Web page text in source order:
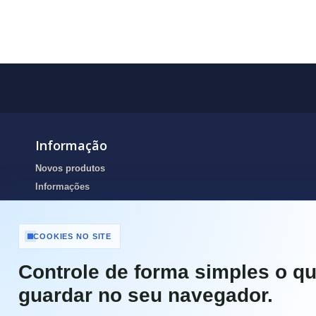
Informação
Novos produtos
Informações
Portes de envio
Resolução de Litígios Online
Termos e condições
Portes de Envio e pagamento
Garantias
COOKIES NO SITE
Controle de forma simples o
guardar no seu navegador.